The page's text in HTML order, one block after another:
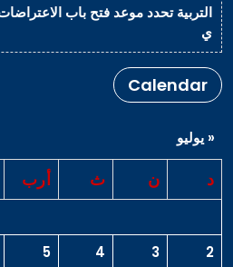
التربية تحدد موعد فتح باب
ي
Calendar
د ن ث أرب
2
3
4
5
« يوليو